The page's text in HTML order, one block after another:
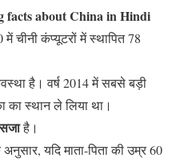
facts about China in Hindi
चीनी कंप्यूटरों में स्थापित 78
है। वर्ष 2014 में सबसे बड़ी
का स्थान ले लिया था।
है।
यदि माता-पिता की उम्र 60